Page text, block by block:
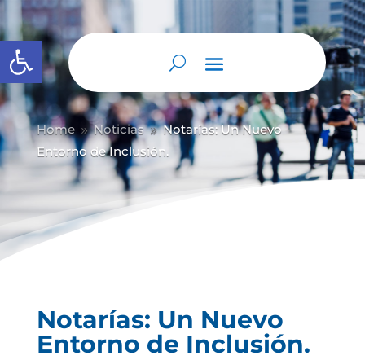
Abrir barra de herramientas
Home 9 Noticias 9 Notarías: Un Nuevo
Entorno de Inclusión.
Notarías: Un Nuevo
Entorno de Inclusión.